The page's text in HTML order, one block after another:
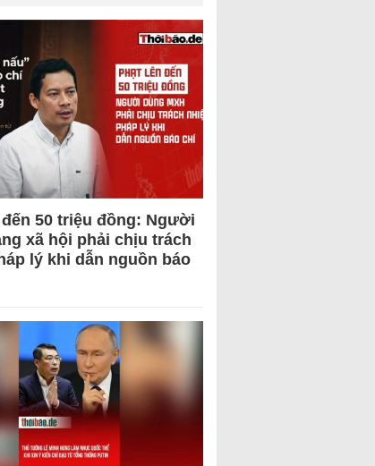
50 triệu đồng: Người
xã hội phải chịu trách
lý khi dẫn nguồn báo